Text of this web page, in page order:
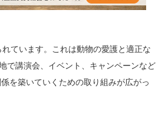
ています。これは動物の愛護と適正な
で講演会、イベント、キャンペーンなど
を築いていくための取り組みが広がっ